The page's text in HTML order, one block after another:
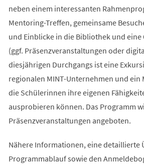
neben einem interessanten
Mentoring-Treffen, gemeinsame
und Einblicke in die Bibliothek und
(ggf. Präsenzveranstaltungen oder
diesjährigen Durchgangs ist eine
regionalen MINT-Unternehmen und ein
die Schülerinnen ihre eigenen
ausprobieren können. Das Programm
Präsenzveranstaltungen angeboten.
Nähere Informationen, eine detaillierte
Programmablauf sowie den